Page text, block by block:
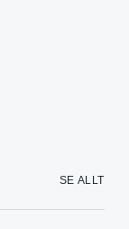
SE ALLT